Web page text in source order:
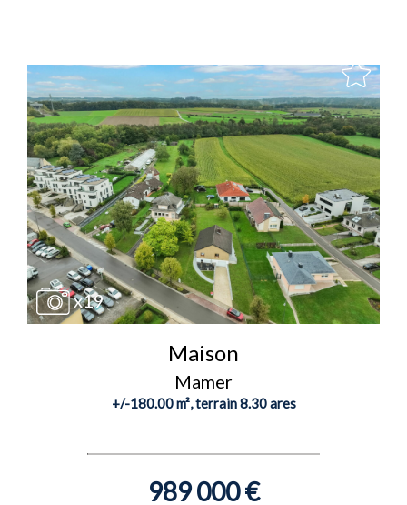
x19
Maison
Mamer
+/-180.00 m², terrain 8.30 ares
989 000 €